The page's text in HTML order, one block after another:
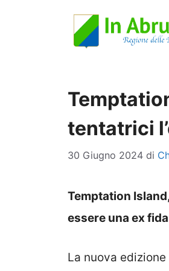
tentatrici
30 Giugno 2024 di
Temptation
essere una ex
La nuova edizione